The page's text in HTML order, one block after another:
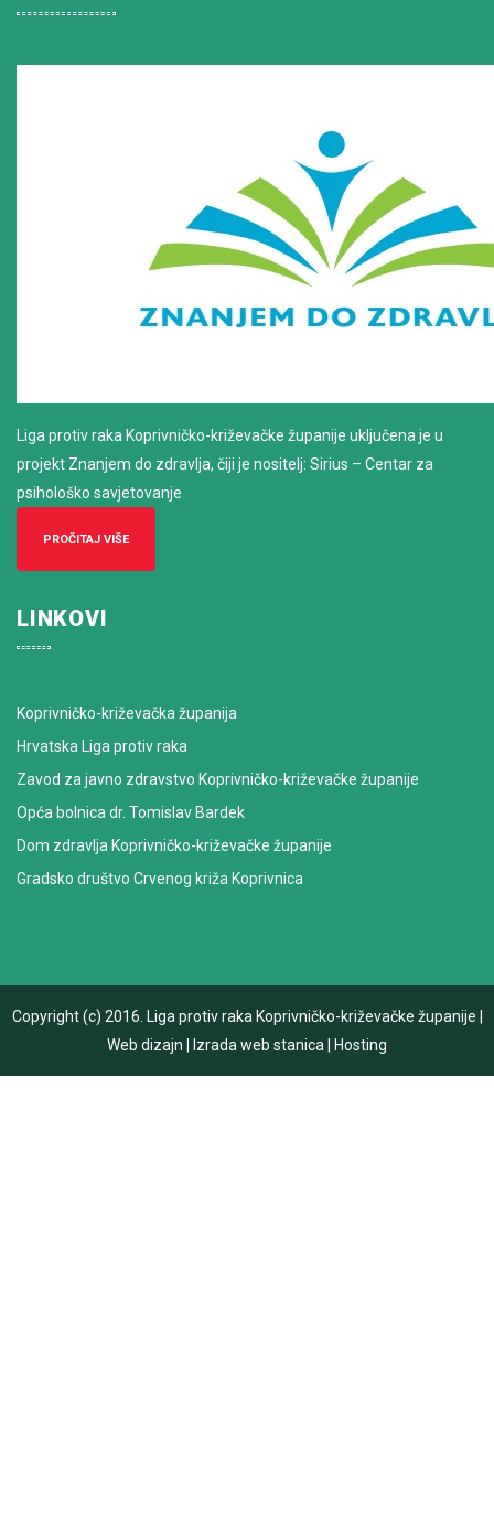
Liga protiv raka Koprivničko-križevačke županije uključena je u
projekt Znanjem do zdravlja, čiji je nositelj: Sirius – Centar za
psihološko savjetovanje
PROČITAJ VIŠE
LINKOVI
Koprivničko-križevačka županija
Hrvatska Liga protiv raka
Zavod za javno zdravstvo Koprivničko-križevačke županije
Opća bolnica dr. Tomislav Bardek
Dom zdravlja Koprivničko-križevačke županije
Gradsko društvo Crvenog križa Koprivnica
Copyright (c) 2016. Liga protiv raka Koprivničko-križevačke županije
Web dizajn
Izrada web stanica Hosting